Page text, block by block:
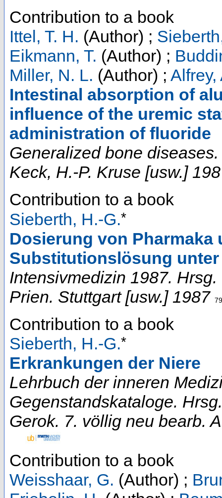
Contribution to a book
Ittel, T. H. (Author) ;
Eikmann, T. (Author) ;
Miller, N. L. (Author) ; Alfrey,
Intestinal absorption of
influence of the uremic
administration of fluoride
Generalized bone
Keck, H.-P. Kruse [usw.]
Contribution to a book
Sieberth, H.-G.*
Dosierung von Pharmaka
Substitutionslösung
Intensivmedizin 1987.
Prien. Stuttgart [usw.] 1987
Contribution to a book
Sieberth, H.-G.*
Erkrankungen der Niere
Lehrbuch der inneren
Gegenstandskataloge.
Gerok. 7. völlig neu bearb.
Contribution to a book
Weisshaar, G. (Author) ;